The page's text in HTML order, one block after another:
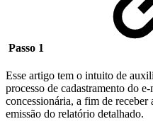
Passo 1
Esse artigo tem o intuito de
processo de cadastramento do
concessionária, a fim de receber
emissão do relatório detalhado.